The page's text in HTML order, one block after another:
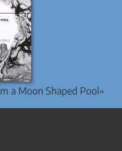
a Moon Shaped Pool»